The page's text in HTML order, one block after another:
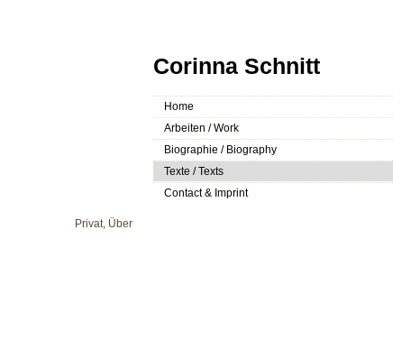
Privat, Über
Corinna Schnitt
Home
Arbeiten / Work
Biographie / Biography
Texte / Texts
Contact & Imprint